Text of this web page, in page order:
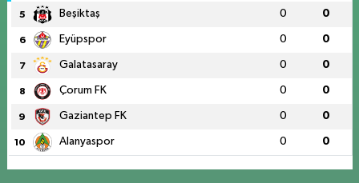
5 Beşiktaş 0 0
6 Eyüpspor 0 0
7 Galatasaray 0 0
8 Çorum FK 0 0
9 Gaziantep FK 0 0
10 Alanyaspor 0 0